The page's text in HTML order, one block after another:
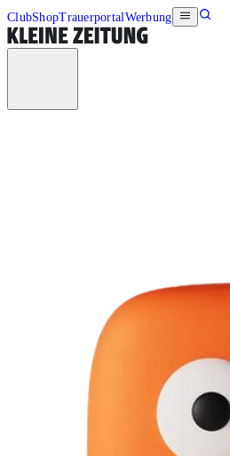
ClubShopTrauerportalWerbung